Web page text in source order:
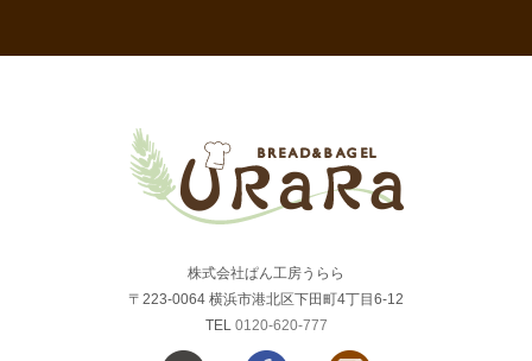
株式会社ぱん工房うらら
〒223-0064 横浜市港北区下田町4丁目6-12
TEL 0120-620-777